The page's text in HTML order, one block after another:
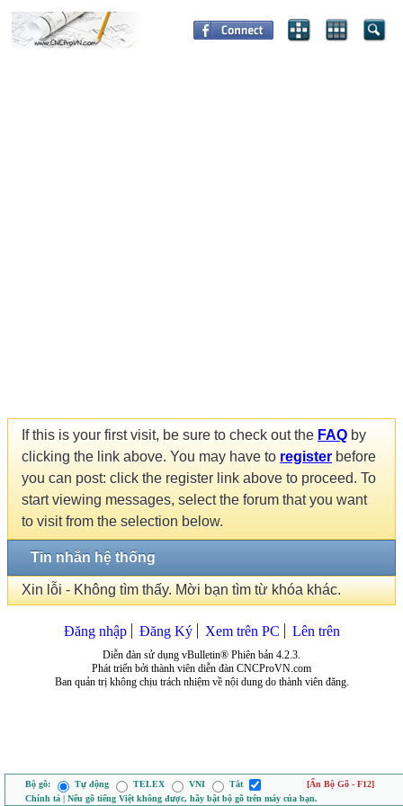
If this is your first visit, be sure to check out the FAQ by
clicking the link above. You may have to register before
you can post: click the register link above to proceed. To
start viewing messages, select the forum that you want
to visit from the selection below.
Tin nhắn hệ thống
Xin lỗi - Không tìm thấy. Mời bạn tìm từ khóa khác.
Đăng nhập Đăng Ký Xem trên PC Lên trên
Diễn đàn sử dụng vBulletin® Phiên bản 4.2.3.
Phát triển bởi thành viên diễn đàn CNCProVN.com
Ban quản trị không chịu trách nhiệm về nội dung do thành viên đăng.
Bộ gõ: Tự động TELEX VNI Tắt
[Ẩn Bộ Gõ - F12]
Chính tả | Nếu gõ tiếng Việt không được, hãy bật bộ gõ trên máy của bạn.